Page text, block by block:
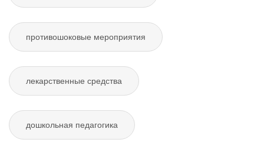
противошоковые мероприятия
лекарственные средства
дошкольная педагогика